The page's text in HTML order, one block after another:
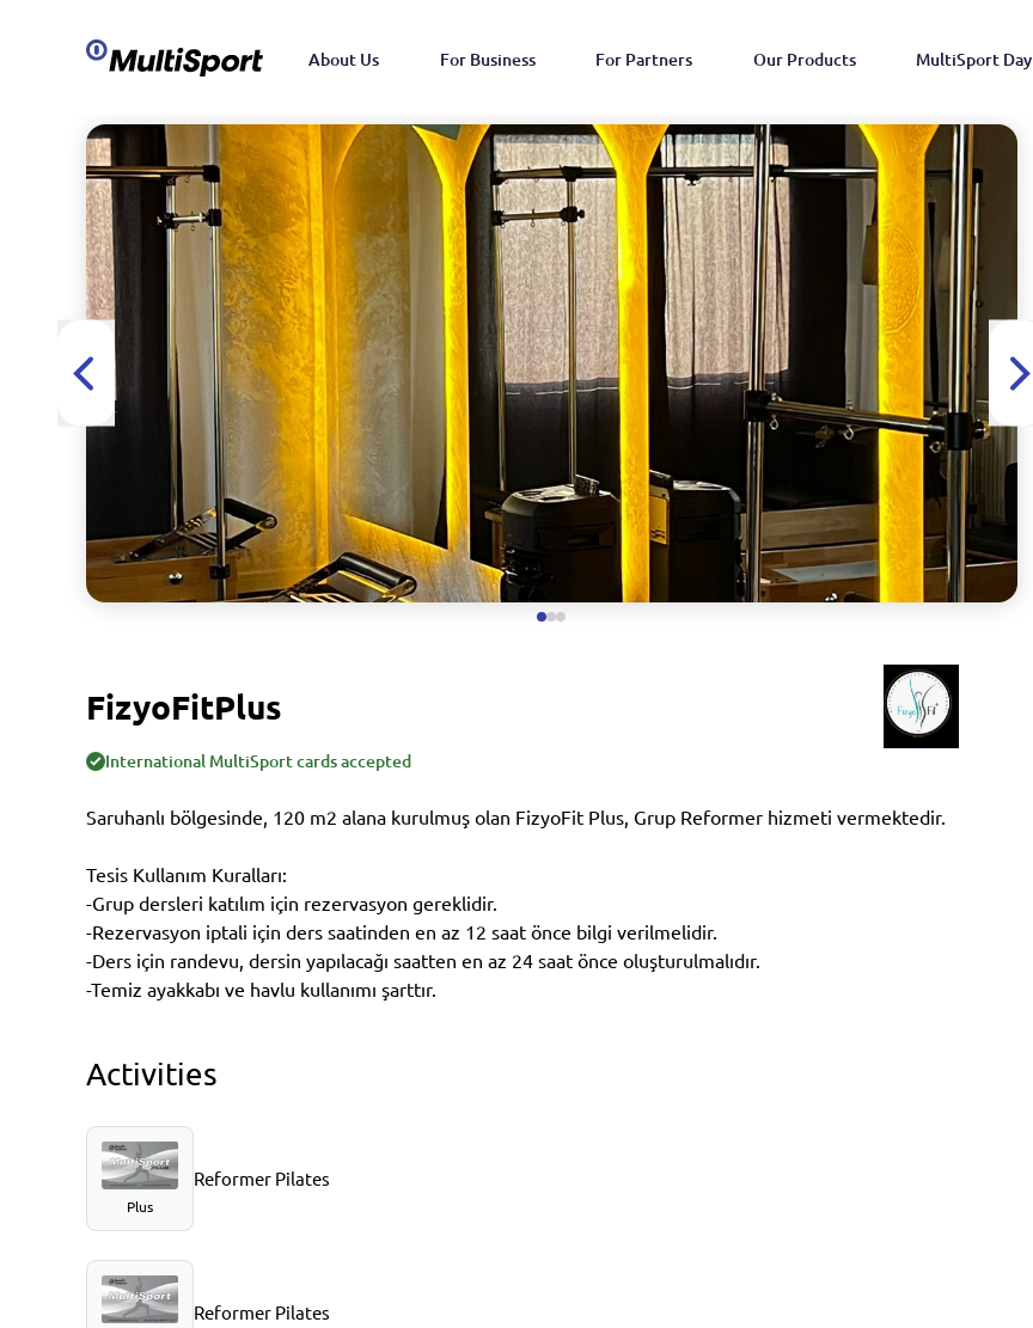
About Us For Business For Partners Our Products MultiSport Day
FizyoFitPlus
International MultiSport cards accepted
Saruhanlı bölgesinde, 120 m2 alana kurulmuş olan FizyoFit Plus, Grup Reformer hizmeti vermektedir.
Tesis Kullanım Kuralları:
-Grup dersleri katılım için rezervasyon gereklidir.
-Rezervasyon iptali için ders saatinden en az 12 saat önce bilgi verilmelidir.
-Ders için randevu, dersin yapılacağı saatten en az 24 saat önce oluşturulmalıdır.
-Temiz ayakkabı ve havlu kullanımı şarttır.
Activities
Plus
Reformer Pilates
Reformer Pilates